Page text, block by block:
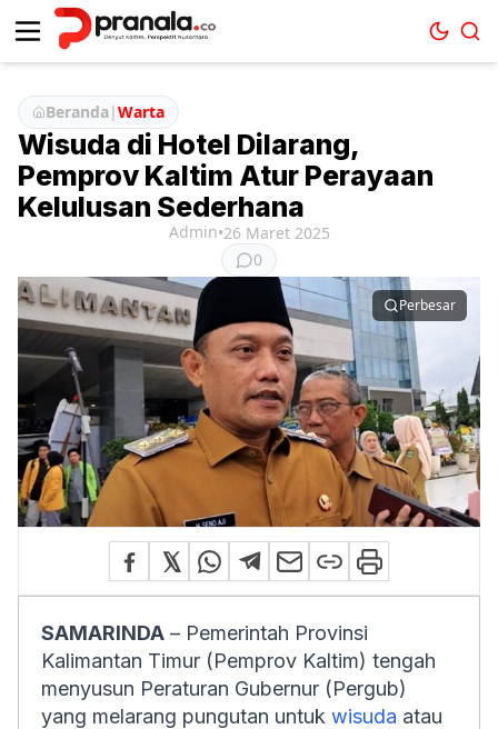
Beranda|Warta
Wisuda di Hotel Dilarang,
Pemprov Kaltim Atur Perayaan
Kelulusan Sederhana
Admin•26 Maret 2025
0
Perbesar
SAMARINDA – Pemerintah Provinsi
Kalimantan Timur (Pemprov Kaltim) tengah
menyusun Peraturan Gubernur (Pergub)
yang melarang pungutan untuk wisuda atau